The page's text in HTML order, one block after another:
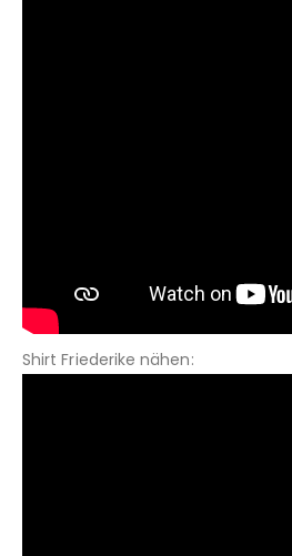
Shirt Friederike nähen: